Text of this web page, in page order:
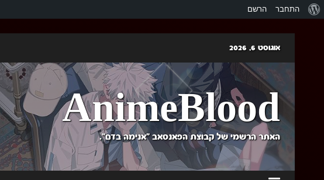
אודות
התחבר הרשם
content
אוגוסט 6, 2026
AnimeBlood
האתר הרשמי של קבוצת הפאנסאב "אנימה בדם".